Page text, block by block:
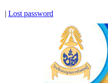
| Lost password